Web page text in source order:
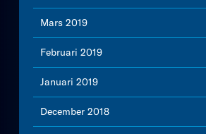
Mars 2019
Februari 2019
Januari 2019
December 2018